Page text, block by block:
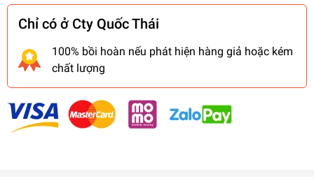
Chỉ có ở Cty Quốc Thái
100% bồi hoàn nếu phát hiện hàng giả hoặc kém
chất lượng